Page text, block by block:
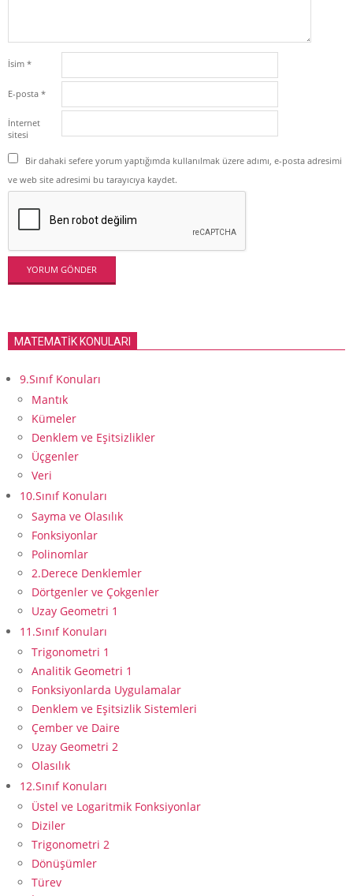
İsim *
E-posta *
İnternet
sitesi
Bir dahaki sefere yorum yaptığımda kullanılmak üzere adımı, e-posta adresimi
ve web site adresimi bu tarayıcıya kaydet.
MATEMATİK KONULARI
9.Sınıf Konuları
Mantık
Kümeler
Denklem ve Eşitsizlikler
Üçgenler
Veri
10.Sınıf Konuları
Sayma ve Olasılık
Fonksiyonlar
Polinomlar
2.Derece Denklemler
Dörtgenler ve Çokgenler
Uzay Geometri 1
11.Sınıf Konuları
Trigonometri 1
Analitik Geometri 1
Fonksiyonlarda Uygulamalar
Denklem ve Eşitsizlik Sistemleri
Çember ve Daire
Uzay Geometri 2
Olasılık
12.Sınıf Konuları
Üstel ve Logaritmik Fonksiyonlar
Diziler
Trigonometri 2
Dönüşümler
Türev